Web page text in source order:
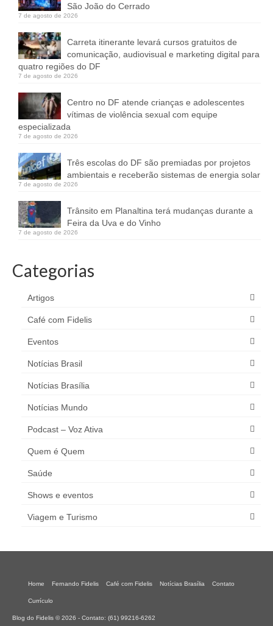
São João do Cerrado
7 de agosto de 2026
Carreta itinerante levará cursos gratuitos de
comunicação, audiovisual e marketing digital para
quatro regiões do DF
7 de agosto de 2026
Centro no DF atende crianças e adolescentes
vítimas de violência sexual com equipe
especializada
7 de agosto de 2026
Três escolas do DF são premiadas por projetos
ambientais e receberão sistemas de energia solar
7 de agosto de 2026
Trânsito em Planaltina terá mudanças durante a
Feira da Uva e do Vinho
7 de agosto de 2026
Categorias
Artigos
Café com Fidelis
Eventos
Notícias Brasil
Notícias Brasília
Notícias Mundo
Podcast – Voz Ativa
Quem é Quem
Saúde
Shows e eventos
Viagem e Turismo
Home Fernando Fidelis Café com Fidelis Notícias Brasília Contato
Currículo
Blog do Fidelis © 2026 - Contato: (61) 99216-6262